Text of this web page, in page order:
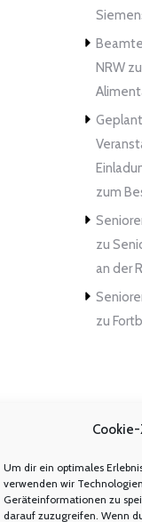
Um dir ein optimales
verwenden wir
Geräteinformationen zu
darauf zuzugreifen. Wenn
NRW zu
zum
zu
an der
zu
Search: